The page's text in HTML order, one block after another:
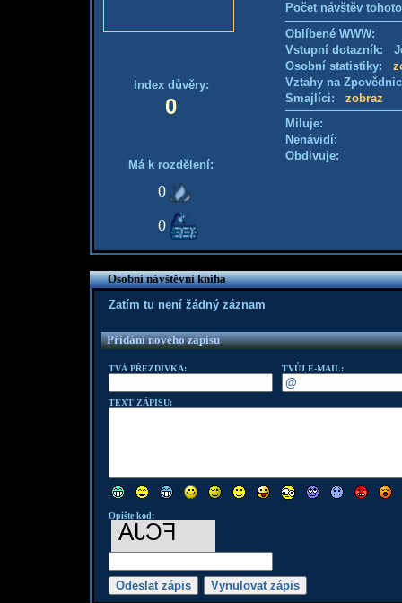
Index důvěry:
0
Má k rozdělení:
0
0
Počet návštěv
Oblíbené WWW:
Vstupní dotazník:
Osobní statistiky:
Vztahy na
Smajlíci: zobraz
Miluje:
Nenávidí:
Obdivuje:
Osobní návštěvní kniha
Zatím tu není žádný záznam
Přidání nového zápisu
TVÁ PŘEZDÍVKA: TVŮJ E-MAIL:
TEXT ZÁPISU:
Opište kod: